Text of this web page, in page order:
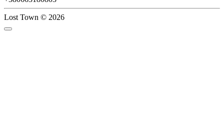
Lost Town © 2026